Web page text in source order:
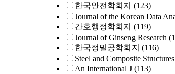
한국안전학회지 (123)
Journal of the Korean Data
간호행정학회지 (119)
Journal of Ginseng Research
한국정밀공학회지 (116)
Steel and Composite Structures
An International J (113)